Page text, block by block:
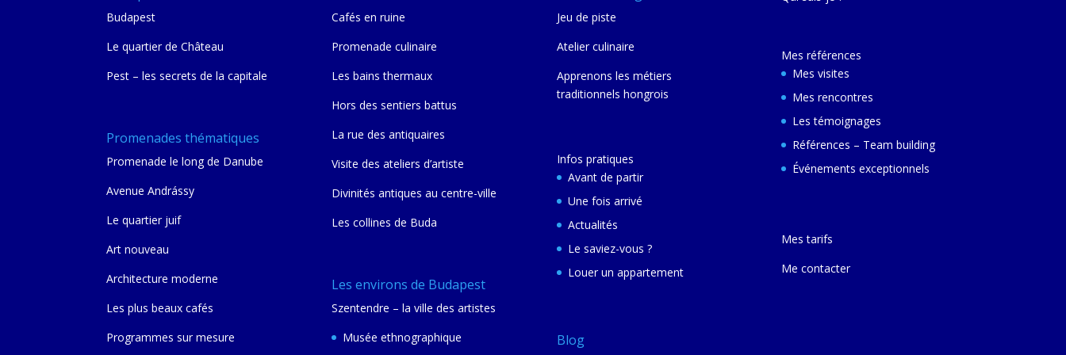
Budapest
Le quartier de Château
Pest – les secrets de la capitale
Promenades thématiques
Promenade le long de Danube
Avenue Andrássy
Le quartier juif
Art nouveau
Architecture moderne
Les plus beaux cafés
Programmes sur mesure
Cafés en ruine
Promenade culinaire
Les bains thermaux
Hors des sentiers battus
La rue des antiquaires
Visite des ateliers d’artiste
Divinités antiques au centre-ville
Les collines de Buda
Les environs de Budapest
Szentendre – la ville des artistes
Musée ethnographique
Jeu de piste
Atelier culinaire
Apprenons les métiers
traditionnels hongrois
Infos pratiques
Avant de partir
Une fois arrivé
Actualités
Le saviez-vous ?
Louer un appartement
Blog
Mes références
Mes visites
Mes rencontres
Les témoignages
Références – Team building
Événements exceptionnels
Mes tarifs
Me contacter